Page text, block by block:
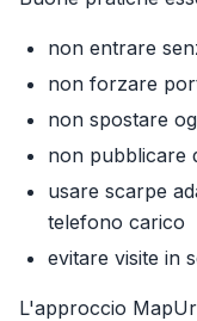
non entrare
non forzare
non spostare
non pubblicare
usare scarpe
telefono carico
evitare visite in
L'approccio